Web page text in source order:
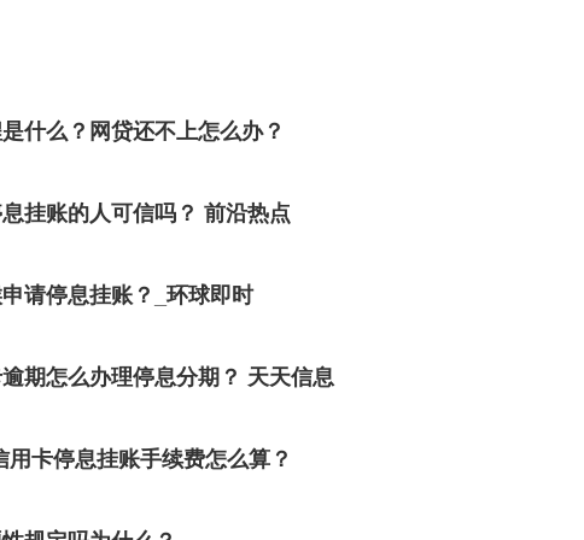
什么？网贷还不上怎么办？
挂账的人可信吗？ 前沿热点
请停息挂账？_环球即时
期怎么办理停息分期？ 天天信息
卡停息挂账手续费怎么算？